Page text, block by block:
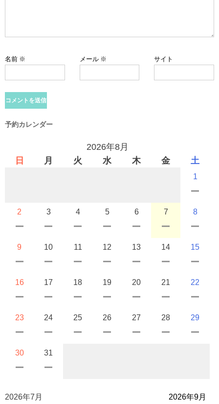
名前 ※ メール ※ サイト
予約カレンダー
2026年8月
日
月 火 水 木 金 土
1
2 3 4 5 6 7 8
9 10 11 12 13 14 15
16 17 18 19 20 21 22
23 24 25 26 27 28 29
30 31
2026年7月 2026年9月